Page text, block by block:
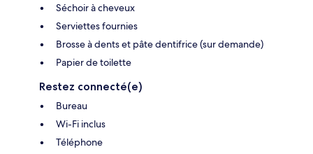
Séchoir à cheveux
Serviettes fournies
Brosse à dents et pâte dentifrice (sur demande)
Papier de toilette
Restez connecté(e)
Bureau
Wi-Fi inclus
Téléphone